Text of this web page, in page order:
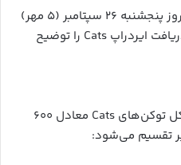
کانال رسمی تلگرام Cats (CATS) روز پنجشنبه ۲۶ سپتامبر (۵ مهر)
اطلاعیه‌ای منتشر کرد که شرایط دریافت ایردراپ Cats را توضیح
طبق اطلاعات این اطلاعیه، عرضه کل توکن‌های Cats معادل ۶۰۰
تقسیم می‌شود: